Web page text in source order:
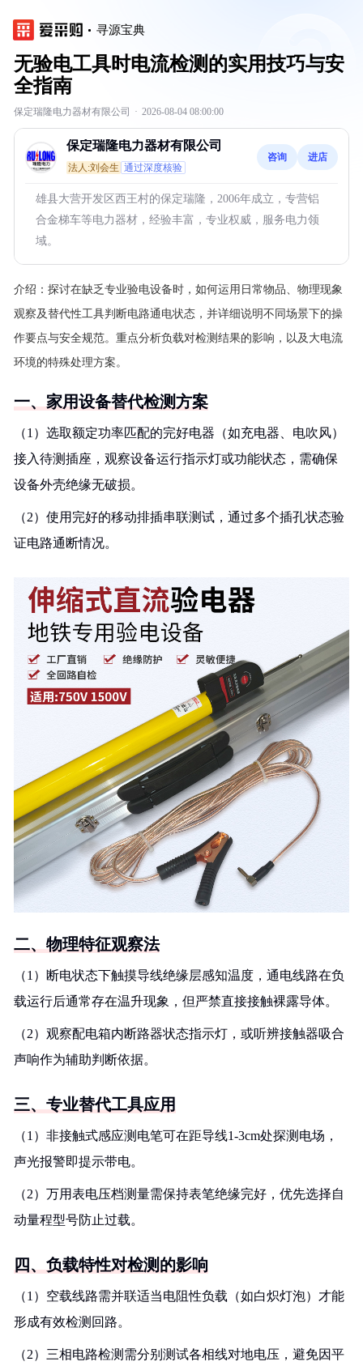
寻源宝典
无验电工具时电流检测的实用技巧与安
全指南
保定瑞隆电力器材有限公司 · 2026-08-04 08:00:00
保定瑞隆电力器材有限公司
法人:刘会生 通过深度核验
咨询 进店
雄县大营开发区西王村的保定瑞隆，2006年成立，专营铝
合金梯车等电力器材，经验丰富，专业权威，服务电力领
域。
介绍： 探讨在缺乏专业验电设备时，如何运用日常物品、物理现象
观察及替代性工具判断电路通电状态，并详细说明不同场景下的操
作要点与安全规范。重点分析负载对检测结果的影响，以及大电流
环境的特殊处理方案。
一、家用设备替代检测方案
（1）选取额定功率匹配的完好电器（如充电器、电吹风）
接入待测插座，观察设备运行指示灯或功能状态，需确保
设备外壳绝缘无破损。
（2）使用完好的移动排插串联测试，通过多个插孔状态验
证电路通断情况。
二、物理特征观察法
（1）断电状态下触摸导线绝缘层感知温度，通电线路在负
载运行后通常存在温升现象，但严禁直接接触裸露导体。
（2）观察配电箱内断路器状态指示灯，或听辨接触器吸合
声响作为辅助判断依据。
三、专业替代工具应用
（1）非接触式感应测电笔可在距导线1-3cm处探测电场，
声光报警即提示带电。
（2）万用表电压档测量需保持表笔绝缘完好，优先选择自
动量程型号防止过载。
四、负载特性对检测的影响
（1）空载线路需并联适当电阻性负载（如白炽灯泡）才能
形成有效检测回路。
（2）三相电路检测需分别测试各相线对地电压，避免因平